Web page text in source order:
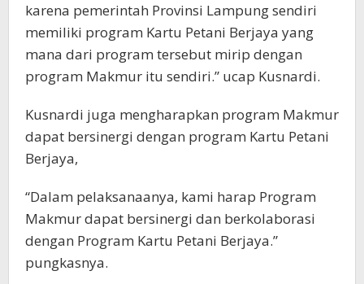
karena pemerintah Provinsi Lampung sendiri
memiliki program Kartu Petani Berjaya yang
mana dari program tersebut mirip dengan
program Makmur itu sendiri.” ucap Kusnardi.
Kusnardi juga mengharapkan program Makmur
dapat bersinergi dengan program Kartu Petani
Berjaya,
“Dalam pelaksanaanya, kami harap Program
Makmur dapat bersinergi dan berkolaborasi
dengan Program Kartu Petani Berjaya.”
pungkasnya.